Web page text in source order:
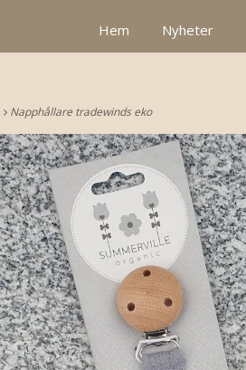
Napphållare tradewinds eko
Hem Nyheter